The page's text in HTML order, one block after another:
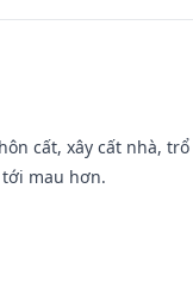
cất, xây cất nhà,
mau hơn.